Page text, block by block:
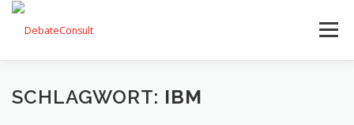
Zum
springen
Menü
UNSER ANGEBOT STREITKULTUR-BLOG
SCHLAGWORT: IBM